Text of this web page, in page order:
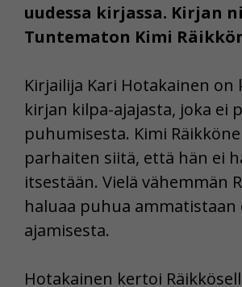
uudessa kirjassa. Kirjan
Tuntematon Kimi
Kirjailija Kari Hotakainen
kirjan kilpa-ajajasta, joka ei
puhumisesta. Kimi
parhaiten siitä, että hän ei
itsestään. Vielä vähemmän
haluaa puhua ammatistaan
ajamisesta.
Hotakainen kertoi